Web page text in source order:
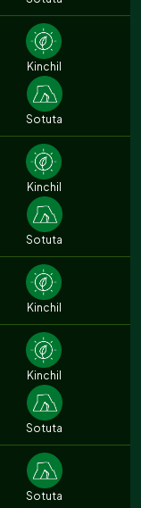
Kinchil
Sotuta
Kinchil
Sotuta
Kinchil
Kinchil
Sotuta
Sotuta